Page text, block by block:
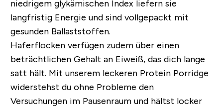
niedrigem glykämischen Index liefern sie
langfristig Energie und sind vollgepackt mit
gesunden Ballaststoffen.
Haferflocken verfügen zudem über einen
beträchtlichen Gehalt an Eiweiß, das dich lange
satt hält. Mit unserem leckeren Protein Porridge
widerstehst du ohne Probleme den
Versuchungen im Pausenraum und hältst locker